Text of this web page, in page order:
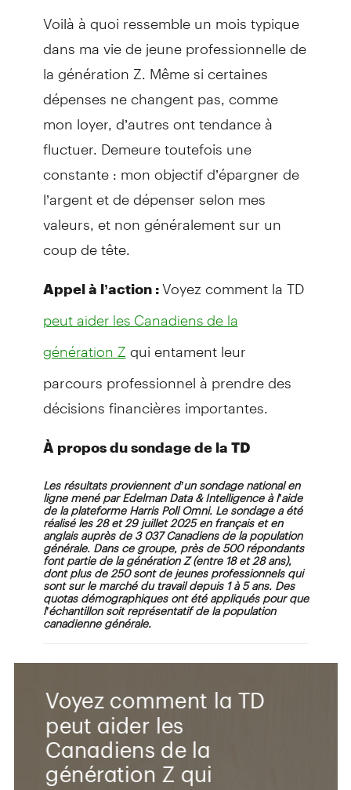
Voilà à quoi ressemble un mois typique
dans ma vie de jeune professionnelle de
la génération Z. Même si certaines
dépenses ne changent pas, comme
mon loyer, d’autres ont tendance à
fluctuer. Demeure toutefois une
constante : mon objectif d’épargner de
l’argent et de dépenser selon mes
valeurs, et non généralement sur un
coup de tête.
Appel à l’action :Voyez comment la TD
peut aider les Canadiens de la
génération Z qui entament leur
parcours professionnel à prendre des
décisions financières importantes.
À propos du sondage de la TD
Les résultats proviennent d’un sondage national en
ligne mené par Edelman Data & Intelligence à l’aide
de la plateforme Harris Poll Omni. Le sondage a été
réalisé les 28 et 29 juillet 2025 en français et en
anglais auprès de 3 037 Canadiens de la population
générale. Dans ce groupe, près de 500 répondants
font partie de la génération Z (entre 18 et 28 ans),
dont plus de 250 sont de jeunes professionnels qui
sont sur le marché du travail depuis 1 à 5 ans. Des
quotas démographiques ont été appliqués pour que
l’échantillon soit représentatif de la population
canadienne générale.